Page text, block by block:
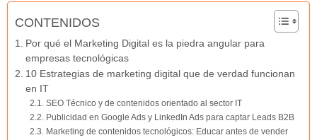
CONTENIDOS
Por qué el Marketing Digital es la piedra angular para
empresas tecnológicas
10 Estrategias de marketing digital que de verdad funcionan
en IT
SEO Técnico y de contenidos orientado al sector IT
Publicidad en Google Ads y LinkedIn Ads para captar Leads B2B
Marketing de contenidos tecnológicos: Educar antes de vender